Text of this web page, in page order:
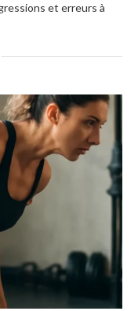
et erreurs à